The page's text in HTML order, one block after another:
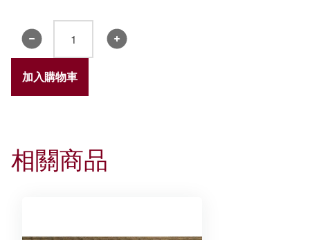
賀
年
-
加入購物車
相關商品